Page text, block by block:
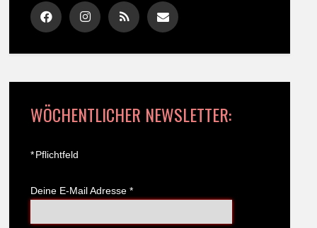
WÖCHENTLICHER NEWSLETTER:
*Pflichtfeld
Deine E-Mail Adresse *